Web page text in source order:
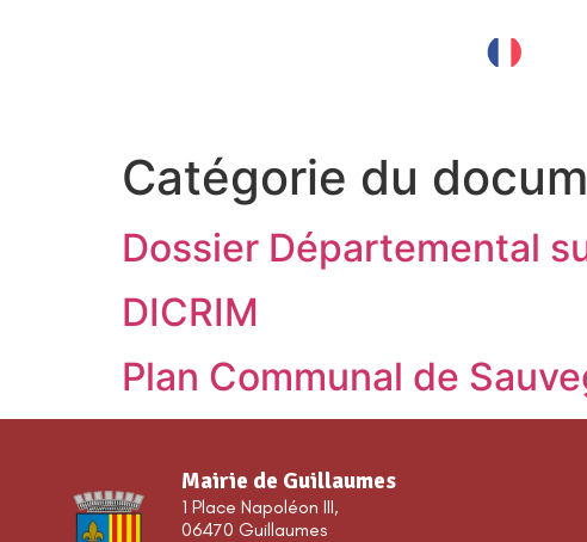
Catégorie du
Dossier Départemental
DICRIM
Plan Communal de
Mairie de Guillaumes
1 Place Napoléon III,
06470 Guillaumes